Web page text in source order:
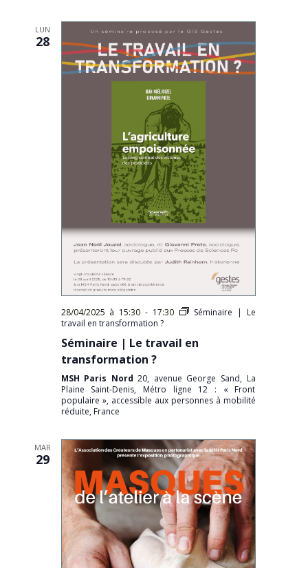
LUN
28
28/04/2025 à 15:30 - 17:30
Séminaire | Le
travail en transformation ?
Séminaire | Le travail en
transformation ?
MSH Paris Nord20, avenue George Sand, La
Plaine Saint-Denis, Métro ligne 12 : « Front
populaire », accessible aux personnes à mobilité
réduite, France
MAR
29